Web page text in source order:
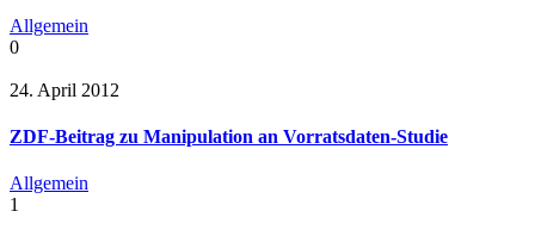
Allgemein
0
24. April 2012
ZDF-Beitrag zu Manipulation an Vorratsdaten-Studie
Allgemein
1